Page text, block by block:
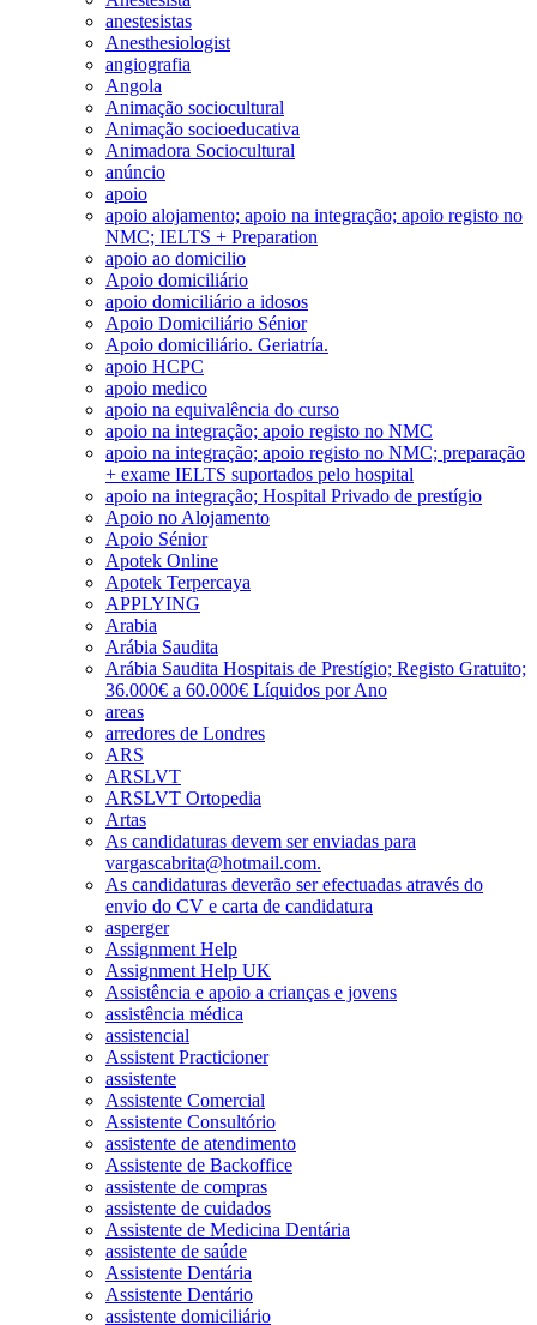
anestesistas
Anesthesiologist
angiografia
Angola
Animação sociocultural
Animação socioeducativa
Animadora Sociocultural
anúncio
apoio
apoio alojamento; apoio na integração; apoio registo no
NMC; IELTS + Preparation
apoio ao domicilio
Apoio domiciliário
apoio domiciliário a idosos
Apoio Domiciliário Sénior
Apoio domiciliário. Geriatría.
apoio HCPC
apoio medico
apoio na equivalência do curso
apoio na integração; apoio registo no NMC
apoio na integração; apoio registo no NMC; preparação
+ exame IELTS suportados pelo hospital
apoio na integração; Hospital Privado de prestígio
Apoio no Alojamento
Apoio Sénior
Apotek Online
Apotek Terpercaya
APPLYING
Arabia
Arábia Saudita
Arábia Saudita Hospitais de Prestígio; Registo Gratuito;
36.000€ a 60.000€ Líquidos por Ano
areas
arredores de Londres
ARS
ARSLVT
ARSLVT Ortopedia
Artas
As candidaturas devem ser enviadas para
vargascabrita@hotmail.com.
As candidaturas deverão ser efectuadas através do
envio do CV e carta de candidatura
asperger
Assignment Help
Assignment Help UK
Assistência e apoio a crianças e jovens
assistência médica
assistencial
Assistent Practicioner
assistente
Assistente Comercial
Assistente Consultório
assistente de atendimento
Assistente de Backoffice
assistente de compras
assistente de cuidados
Assistente de Medicina Dentária
assistente de saúde
Assistente Dentária
Assistente Dentário
assistente domiciliário